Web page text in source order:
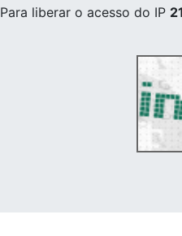
Para liberar o acesso do IP